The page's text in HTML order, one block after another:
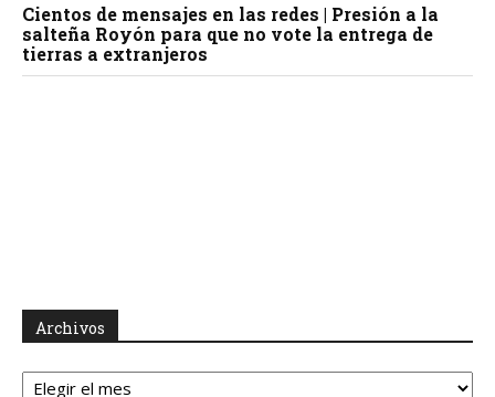
Cientos de mensajes en las redes | Presión a la
salteña Royón para que no vote la entrega de
tierras a extranjeros
Archivos
Archivos